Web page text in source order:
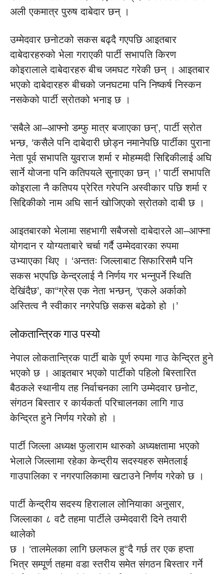
अली एकमात्र पुरुष दाबेदार छन् ।
उम्मेदवार छनोटको सकस बढ्दै गएपछि आइतबार
दाबेदारहरुको भेला गराएकी पार्टी सभापति किरण
कोइरालाले दाबेदारहरु बीच जमघट गरेकी छन् । आइतबार
भएको दाबेदारहरु बीचको जनघटमा पनि निष्कर्ष निस्कन
नसकेको पार्टी स्रोतको भनाइ छ ।
‘सबैले आ–आफ्नो डम्फु मात्र बजाएका छन्’, पार्टी स्रोत
भन्छ, ‘कसैले पनि दाबेदारी छोड्न नमानेपछि पार्टीका पुराना
नेता पूर्व सभापति युवराज शर्मा र मोहम्मदी सिद्दिकीलाई अघि
सार्ने योजना पनि कतिपयले सुनाएका छन् ।’ पार्टी सभापति
कोइराला नै कतिपय प्रेरित गरेपनि अस्वीकार पछि शर्मा र
सिद्दिकीको नाम अघि सार्न खोजिएको स्रोतको दाबी छ ।
आइतबारको भेलामा सहभागी सबैजसो दाबेदारले आ–आफ्ना
योगदान र योग्यताबारे चर्चा गर्दै उम्मेदवारका रुपमा
उभ्याएका थिए । ‘अन्ततः जिल्लाबाट सिफारिसमै पनि
सकस भएपछि केन्द्रलाई नै निर्णय गर भन्नुपर्ने स्थिति
देखिंदैछ’, का“ग्रेस एक नेता भन्छन्, ‘एकले अर्काको
अस्तित्व नै स्वीकार नगरेपछि सकस बढेको हो ।’
लोकतान्त्रिक गाउ पस्यो
नेपाल लोकतान्त्रिक पार्टी बाके पूर्ण रुपमा गाउ केन्द्रित हुने
भएको छ । आइतबार भएको पार्टीको पहिलो बिस्तारित
बैठकले स्थानीय तह निर्वाचनका लागि उम्मेदवार छनोट,
संगठन बिस्तार र कार्यकर्ता परिचालनका लागि गाउ
केन्द्रित हुने निर्णय गरेको हो ।
पार्टी जिल्ला अध्यक्ष फुलाराम थारुको अध्यक्षतामा भएको
भेलाले जिल्लामा रहेका केन्द्रीय सदस्यहरु समेतलाई
गाउपालिका र नगरपालिकामा खटाउने निर्णय गरेको छ ।
पार्टी केन्द्रीय सदस्य हिरालाल लोनियाका अनुसार,
जिल्लाका ८ वटै तहमा पार्टीले उम्मेदवारी दिने तयारी
थालेको
छ । ‘तालमेलका लागि छलफल हु“दै गर्छ तर एक हप्ता
भित्र सम्पूर्ण तहमा वडा स्तरीय समेत संगठन बिस्तार गर्ने